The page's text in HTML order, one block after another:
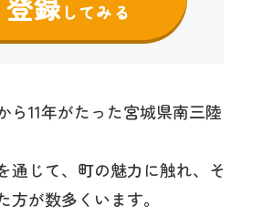
登録 してみる
ら11年がたった宮城県南三陸
通じて、町の魅力に触れ、そ
方が数多くいます。